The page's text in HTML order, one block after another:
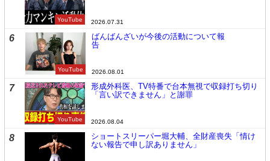
YouTube 2026.07.31
6
YouTube
ばんばんざいが今後の活動について報
告
2026.08.01
7
YouTube
形成外科医、TV特番で台本無視で収録打ち切り
「言い訳できません」と謝罪
2026.08.04
8
ショートスリーパー堀大輔、全財産喪失「情け
ない報告で申し訳ありません」